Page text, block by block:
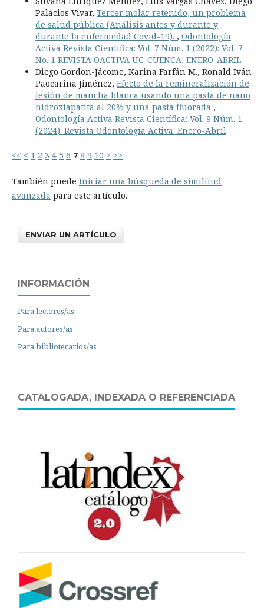
Palacios Vivar, Tercer molar retenido, un problema
de salud pública (Análisis antes y durante y
durante la enfermedad Covid-19). , Odontología
Activa Revista Científica: Vol. 7 Núm. 1 (2022): Vol. 7
No. 1 REVISTA OACTIVA UC-CUENCA, ENERO-ABRIL
Diego Gordon-Jácome, Karina Farfán M., Ronald Iván
Paocarina Jiménez, Efecto de la remineralización de
lesión de mancha blanca usando una pasta de nano
hidroxiapatita al 20% y una pasta fluorada ,
Odontología Activa Revista Científica: Vol. 9 Núm. 1
(2024): Revista Odontología Activa. Enero-Abril
<< < 1 2 3 4 5 6 7 8 9 10 > >>
También puede Iniciar una búsqueda de similitud
avanzada para este artículo.
ENVIAR UN ARTÍCULO
INFORMACIÓN
Para lectores/as
Para autores/as
Para bibliotecarios/as
CATALOGADA, INDEXADA O REFERENCIADA